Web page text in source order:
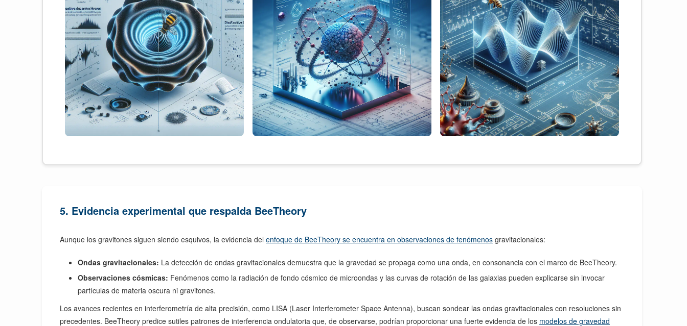
5. Evidencia experimental que respalda BeeTheory
Aunque los gravitones siguen siendo esquivos, la evidencia del enfoque de BeeTheory se encuentra en observaciones de fenómenos gravitacionales:
Ondas gravitacionales: La detección de ondas gravitacionales demuestra que la gravedad se propaga como una onda, en consonancia con el marco de BeeTheory.
Observaciones cósmicas: Fenómenos como la radiación de fondo cósmico de microondas y las curvas de rotación de las galaxias pueden explicarse sin invocar
partículas de materia oscura ni gravitones.
Los avances recientes en interferometría de alta precisión, como LISA (Laser Interferometer Space Antenna), buscan sondear las ondas gravitacionales con resoluciones sin
precedentes. BeeTheory predice sutiles patrones de interferencia ondulatoria que, de observarse, podrían proporcionar una fuerte evidencia de los modelos de gravedad